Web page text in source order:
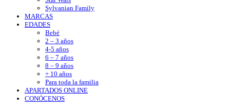
Sylvanian Family
MARCAS
EDADES
Bebé
2 – 3 años
4-5 años
6 – 7 años
8 – 9 años
+ 10 años
Para toda la familia
APARTADOS ONLINE
CONÓCENOS